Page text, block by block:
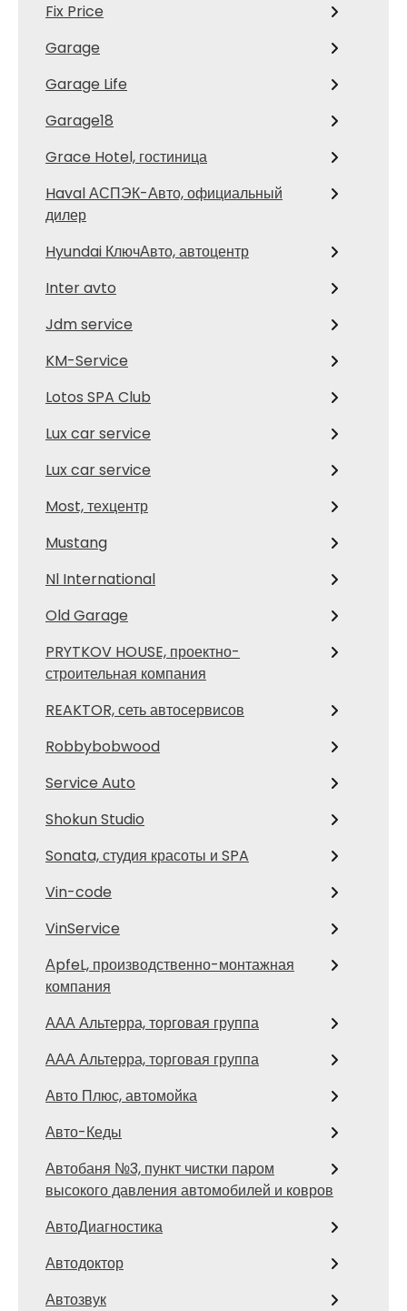
Fix Price
Garage
Garage Life
Garage18
Grace Hotel, гостиница
Haval АСПЭК-Авто, официальный
дилер
Hyundai КлючАвто, автоцентр
Inter avto
Jdm service
KM-Service
Lotos SPA Club
Lux car service
Lux car service
Most, техцентр
Mustang
Nl International
Old Garage
PRYTKOV HOUSE, проектно-
строительная компания
REAKTOR, сеть автосервисов
Robbybobwood
Service Auto
Shokun Studio
Sonata, студия красоты и SPA
Vin-code
VinService
АpfeL, производственно-монтажная
компания
ААА Альтерра, торговая группа
ААА Альтерра, торговая группа
Авто Плюс, автомойка
Авто-Кеды
Автобаня №3, пункт чистки паром
высокого давления автомобилей и ковров
АвтоДиагностика
Автодоктор
Автозвук